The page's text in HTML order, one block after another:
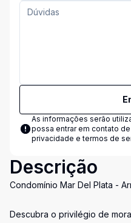
As informações serão
possa entrar em contato
privacidade e termos de
Descrição
Condomínio Mar Del Plata -
Descubra o privilégio de